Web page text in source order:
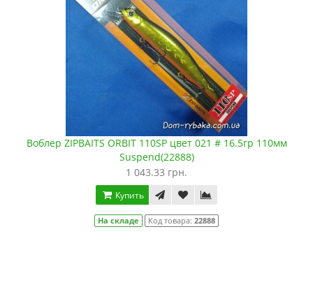
Воблер ZIPBAITS ORBIT 110SP цвет 021 # 16.5гр 110мм
Suspend(22888)
1 043.33 грн.
Купить
На складе Код товара: 22888